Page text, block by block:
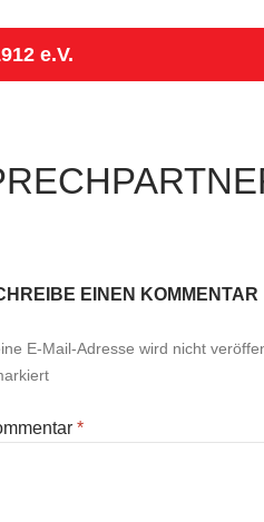
e.V.
EINEN KOMMENTAR
E-Mail-Adresse wird nicht
*